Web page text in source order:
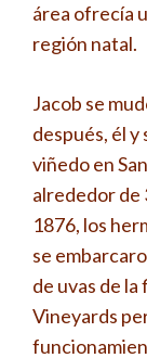
área ofrecía
región natal.
Jacob se
después, él
viñedo en
alrededor de
1876, los
se
de uvas de
Vineyards